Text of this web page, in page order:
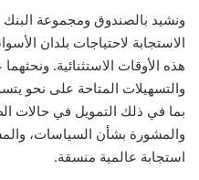
ونشيد بالصندوق ومجموعة
الاستجابة لاحتياجات بلدان
هذه الأوقات الاستثنائية.
والتسهيلات المتاحة على نحو
بما في ذلك التمويل في حالات
والمشورة بشأن السياسات،
استجابة عالمية منسقة.